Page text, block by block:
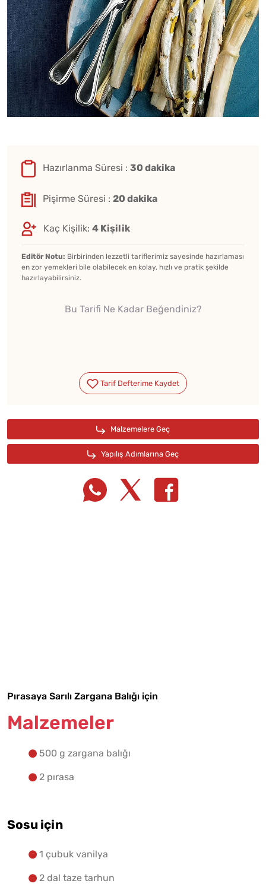
Hazırlanma Süresi : 30 dakika
Pişirme Süresi : 20 dakika
Kaç Kişilik: 4 Kişilik
Editör Notu: Birbirinden lezzetli tariflerimiz sayesinde hazırlaması
en zor yemekleri bile olabilecek en kolay, hızlı ve pratik şekilde
hazırlayabilirsiniz.
Bu Tarifi Ne Kadar Beğendiniz?
Pırasaya Sarılı Zargana Balığı için
Malzemeler
500 g zargana balığı
2 pırasa
Sosu için
1 çubuk vanilya
2 dal taze tarhun